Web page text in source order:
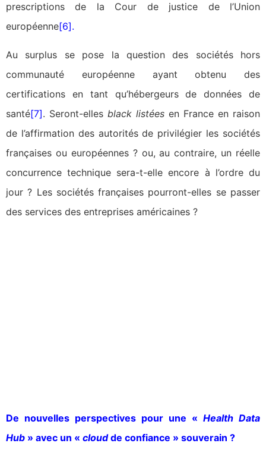
prescriptions de la Cour de justice de l’Union
européenne[6].
Au surplus se pose la question des sociétés hors
communauté européenne ayant obtenu des
certifications en tant qu’hébergeurs de données de
santé[7]. Seront-elles black listées en France en raison
de l’affirmation des autorités de privilégier les sociétés
françaises ou européennes ? ou, au contraire, un réelle
concurrence technique sera-t-elle encore à l’ordre du
jour ? Les sociétés françaises pourront-elles se passer
des services des entreprises américaines ?
De nouvelles perspectives pour une « Health Data
Hub » avec un « cloudde confiance » souverain ?